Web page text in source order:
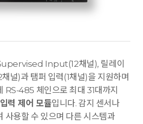
Input(12채널), 릴레이
널)과 탬퍼 입력(1채널)을 지원하며
RS-485 체인으로 최대 31대까지
력 제어 모듈입니다. 감지 센서나
사용할 수 있으며 다른 시스템과